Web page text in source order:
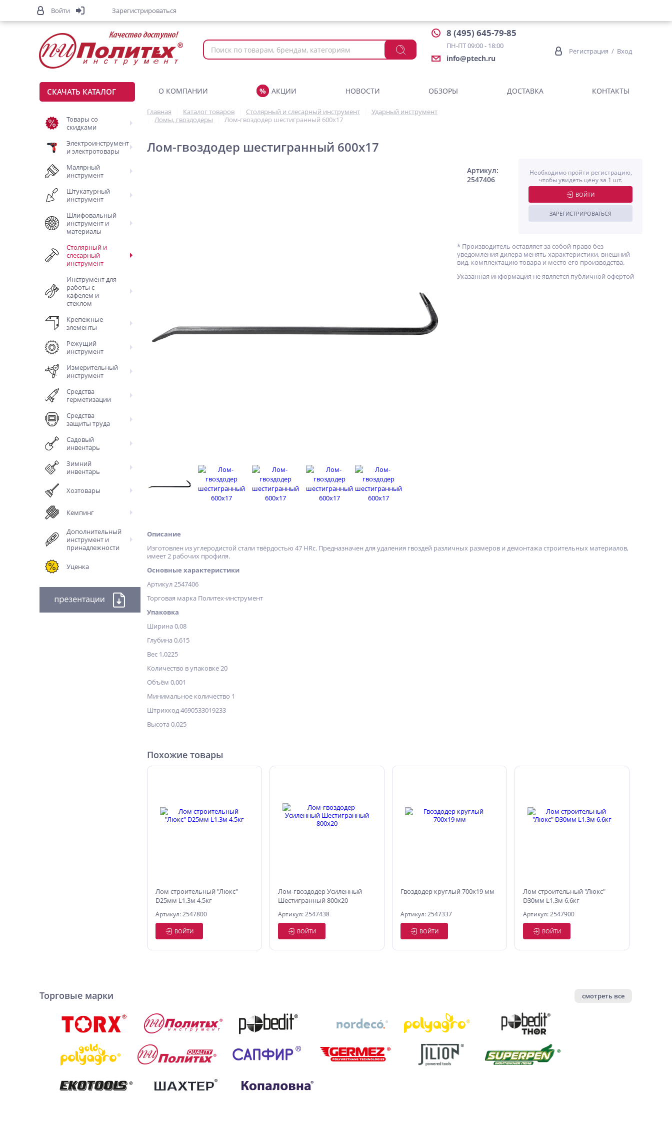
8 (495) 645-79-85
ПН-ПТ 09:00 - 18:00
info@ptech.ru
Регистрация / Вход
СКАЧАТЬ КАТАЛОГ
Товары со
скидками
Электроинструмент
и электротовары
Малярный
инструмент
Штукатурный
инструмент
Шлифовальный
инструмент и
материалы
Столярный и
слесарный
инструмент
Инструмент для
работы с
кафелем и
стеклом
Крепежные
элементы
Режущий
инструмент
Измерительный
инструмент
Средства
герметизации
Средства
защиты труда
Садовый
инвентарь
Зимний
инвентарь
Хозтовары
Кемпинг
Дополнительный
инструмент и
принадлежности
Уценка
О КОМПАНИИ АКЦИИ НОВОСТИ ОБЗОРЫ ДОСТАВКА КОНТАКТЫ
Главная Каталог товаров Столярный и слесарный инструмент
Ударный инструмент
Ломы, гвоздодеры
Лом-гвоздодер шестигранный 600х17
Лом-гвоздодер шестигранный 600х17
Артикул:
2547406
Необходимо пройти регистрацию,
чтобы увидеть цену за 1 шт.
ВОЙТИ
ЗАРЕГИСТРИРОВАТЬСЯ
* Производитель оставляет за собой право без
уведомления дилера менять характеристики, внешний
вид, комплектацию товара и место его производства.
Указанная информация не является публичной офертой
Описание
Изготовлен из углеродистой стали твёрдостью 47 HRс. Предназначен для удаления гвоздей различных размеров и демонтажа строительных материалов,
имеет 2 рабочих профиля.
Основные характеристики
Артикул 2547406
Торговая марка Политех-инструмент
Упаковка
Ширина 0,08
Глубина 0,615
Вес 1,0225
Количество в упаковке 20
Объём 0,001
Минимальное количество 1
Штрихкод 4690533019233
Высота 0,025
Похожие товары
Лом строительный "Люкс"
D25мм L1,3м 4,5кг
Артикул: 2547800
ВОЙТИ
Лом-гвоздодер Усиленный
Шестигранный 800х20
Артикул: 2547438
ВОЙТИ
Гвоздодер круглый 700х19 мм
Артикул: 2547337
ВОЙТИ
Лом строительный "Люкс"
D30мм L1,3м 6,6кг
Артикул: 2547900
ВОЙТИ
Торговые марки смотреть все
Войти Зарегистрироваться